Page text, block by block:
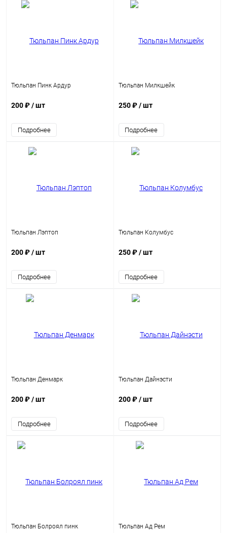
Тюльпан Пинк Ардур
200 ₽/ шт
Подробнее
Тюльпан Милкшейк
250 ₽/ шт
Подробнее
Тюльпан Лэптоп
200 ₽/ шт
Подробнее
Тюльпан Колумбус
250 ₽/ шт
Подробнее
Тюльпан Денмарк
200 ₽/ шт
Подробнее
Тюльпан Дайнэсти
200 ₽/ шт
Подробнее
Тюльпан Болроял пинк Тюльпан Ад Рем